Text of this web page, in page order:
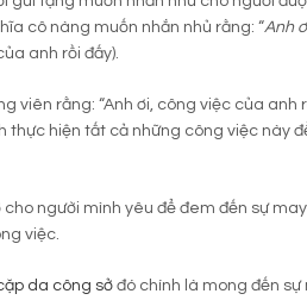
cô nàng muốn nhắn nhủ rằng: “Anh
anh rồi đấy).
viên rằng: “Anh ơi, công việc của anh
thực hiện tất cả những công việc này
người mình yêu để đem đến sự
việc.
da công sở đó chính là mong đến sự